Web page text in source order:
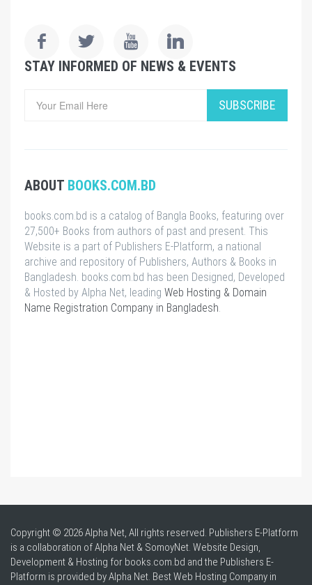
STAY INFORMED OF NEWS & EVENTS
SUBSCRIBE
ABOUT BOOKS.COM.BD
books.com.bd is a catalog of Bangla Books, featuring over
27,500+ Books from authors of past and present. This
Website is a part of Publishers E-Platform, a national
archive and repository of Publishers, Authors & Books in
Bangladesh. books.com.bd has been Designed, Developed
& Hosted by Alpha Net, leading Web Hosting & Domain
Name Registration Company in Bangladesh
Copyright © 2026 Alpha Net, All rights reserved. Publishers E-Platform
is a collaboration of Alpha Net & SomoyNet. Website Design,
Development & Hosting for books.com.bd and the Publishers E-
Platform is provided by Alpha Net. BestWeb Hosting Company in